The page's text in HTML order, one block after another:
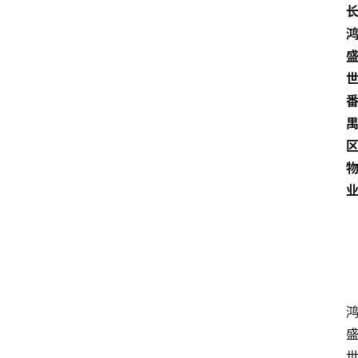
长
鸿
盛
世
番
禺
区
物
业
鸿
盛